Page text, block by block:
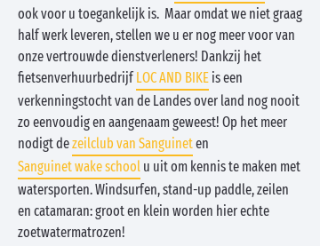
ook voor u toegankelijk is. Maar omdat we niet graag
half werk leveren, stellen we u er nog meer voor van
onze vertrouwde dienstverleners! Dankzij het
fietsenverhuurbedrijfLOC AND BIKE is een
verkenningstocht van de Landes over land nog nooit
zo eenvoudig en aangenaam geweest! Op het meer
nodigt dezeilclub van Sanguineten
Sanguinet wake school u uit om kennis te maken met
watersporten. Windsurfen, stand-up paddle, zeilen
en catamaran: groot en klein worden hier echte
zoetwatermatrozen!